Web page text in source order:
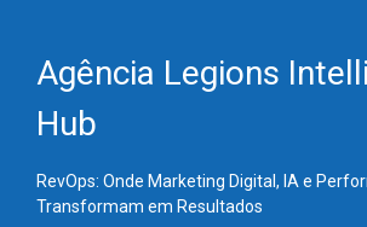
Agência Legions
Hub
RevOps: Onde Marketing Digital, IA e
Transformam em Resultados